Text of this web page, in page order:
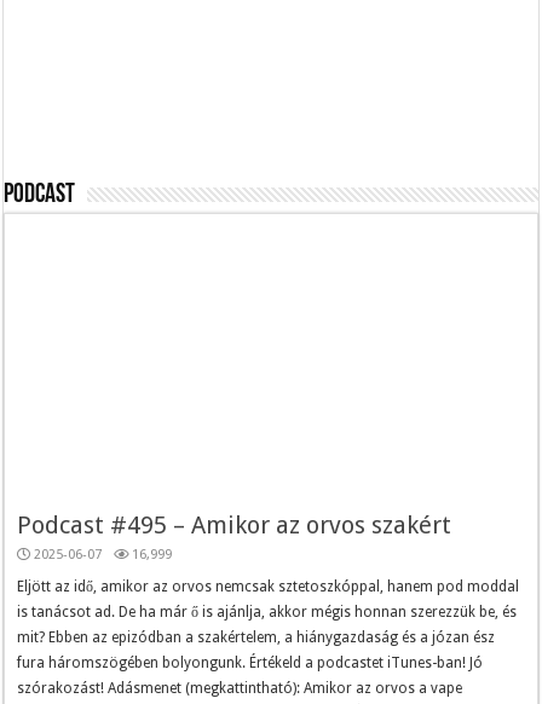
Podcast
Podcast #495 – Amikor az orvos szakért
2025-06-07 16,999
Eljött az idő, amikor az orvos nemcsak sztetoszkóppal, hanem pod moddal
is tanácsot ad. De ha már ő is ajánlja, akkor mégis honnan szerezzük be, és
mit? Ebben az epizódban a szakértelem, a hiánygazdaság és a józan ész
fura háromszögében bolyongunk. Értékeld a podcastet iTunes-ban! Jó
szórakozást! Adásmenet (megkattintható): Amikor az orvos a vape